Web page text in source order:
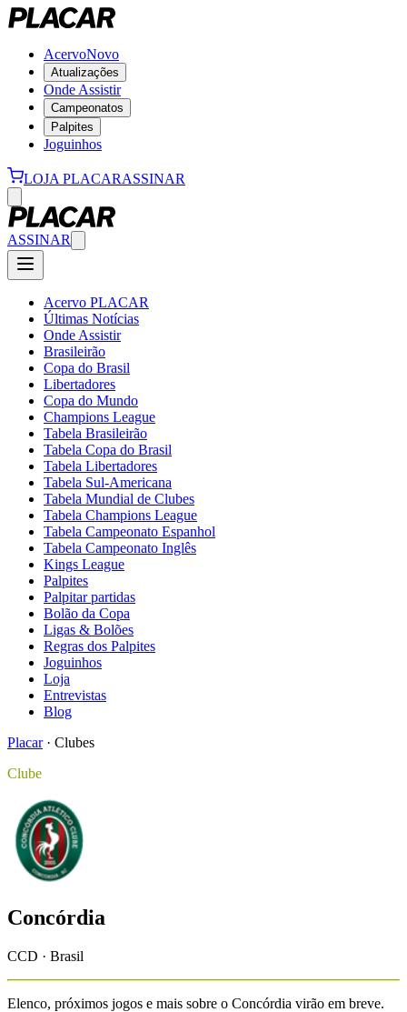
AcervoNovo
Atualizações
Onde Assistir
Campeonatos
Palpites
Joguinhos
LOJA PLACARASSINAR
ASSINAR
Acervo PLACAR
Últimas Notícias
Onde Assistir
Brasileirão
Copa do Brasil
Libertadores
Copa do Mundo
Champions League
Tabela Brasileirão
Tabela Copa do Brasil
Tabela Libertadores
Tabela Sul-Americana
Tabela Mundial de Clubes
Tabela Champions League
Tabela Campeonato Espanhol
Tabela Campeonato Inglês
Kings League
Palpites
Palpitar partidas
Bolão da Copa
Ligas & Bolões
Regras dos Palpites
Joguinhos
Loja
Entrevistas
Blog
Placar · Clubes
Clube
Concórdia
CCD · Brasil
Elenco, próximos jogos e mais sobre o Concórdia virão em breve.